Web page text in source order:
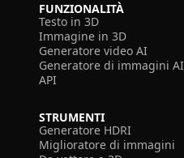
FUNZIONALITÀ
Testo in 3D
Immagine in 3D
Generatore video AI
Generatore di immagini AI
API
STRUMENTI
Generatore HDRI
Miglioratore di immagini